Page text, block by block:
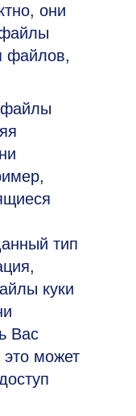
они
файлы
файлов,
файлы
тип
куки
Вас
может